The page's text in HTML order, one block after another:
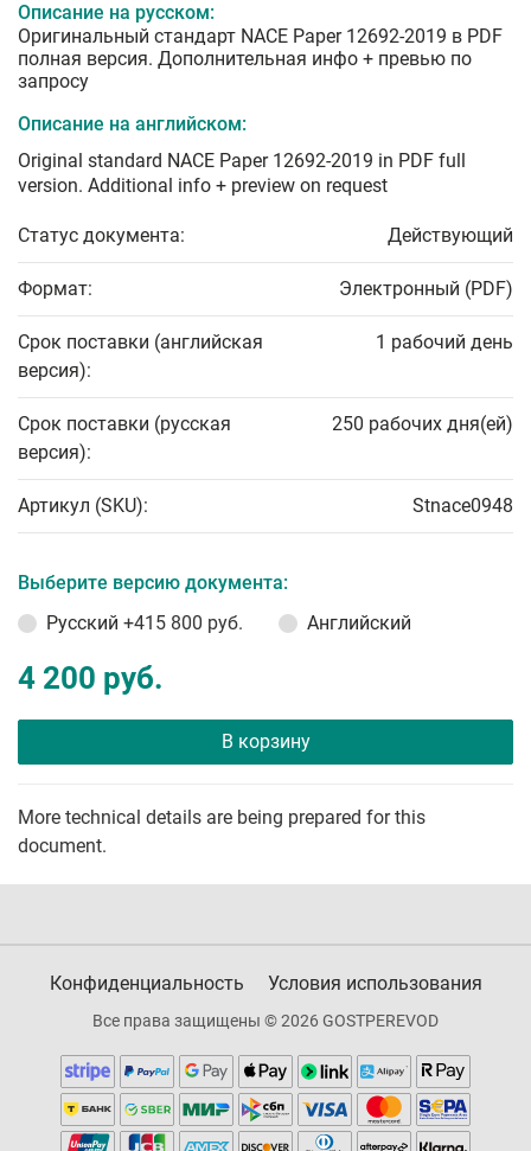
Описание на русском:
Оригинальный стандарт NACE Paper 12692-2019 в PDF
полная версия. Дополнительная инфо + превью по
запросу
Описание на английском:
Original standard NACE Paper 12692-2019 in PDF full
version. Additional info + preview on request
Статус документа: Действующий
Формат: Электронный (PDF)
Срок поставки (английская
версия):
1 рабочий день
Срок поставки (русская
версия):
250 рабочих дня(ей)
Артикул (SKU): Stnace0948
Выберите версию документа:
Русский +415 800 руб. Английский
4 200 руб.
В корзину
More technical details are being prepared for this
document.
Конфиденциальность Условия использования
Все права защищены © 2026 GOSTPEREVOD